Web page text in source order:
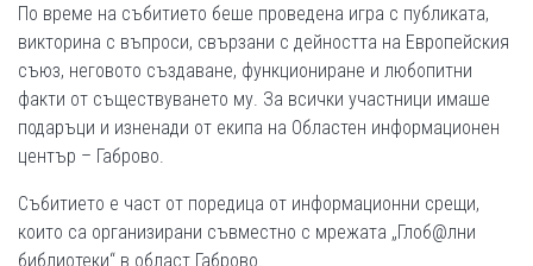
По време на събитието беше проведена игра с публиката,
викторина с въпроси, свързани с дейността на Европейския
съюз, неговото създаване, функциониране и любопитни
факти от съществуването му. За всички участници имаше
подаръци и изненади от екипа на Областен информационен
център – Габрово.
Събитието е част от поредица от информационни срещи,
които са организирани съвместно с мрежата „Глоб@лни
библиотеки“ в област Габрово.